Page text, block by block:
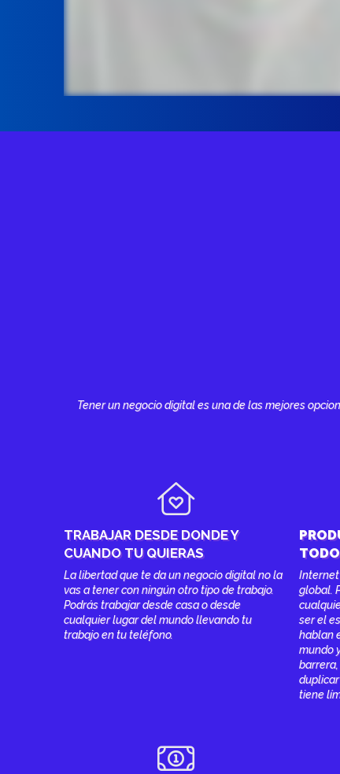
Tener un negocio digital es una de las mejores
TRABAJAR DESDE DONDE Y
CUANDO TU QUIERAS
La libertad que te da un negocio digital no la
vas a tener con ningún otro tipo de trabajo.
Podrás trabajar desde casa o desde
cualquier lugar del mundo llevando tu
trabajo en tu teléfono.
Internet
global.
ser el
hablan
mundo
tiene